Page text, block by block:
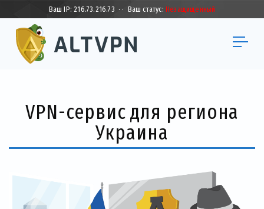
Ваш IP:216.73.216.73 · · Ваш статус: Незащищенный
VPN-сервис для региона
Украина